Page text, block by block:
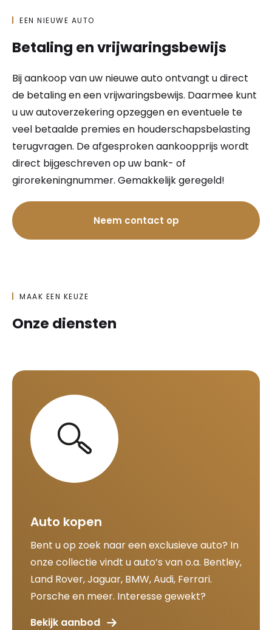
EEN NIEUWE AUTO
Betaling en vrijwaringsbewijs
Bij aankoop van uw nieuwe auto ontvangt u direct
de betaling en een vrijwaringsbewijs. Daarmee kunt
u uw autoverzekering opzeggen en eventuele te
veel betaalde premies en houderschapsbelasting
terugvragen. De afgesproken aankoopprijs wordt
direct bijgeschreven op uw bank- of
girorekeningnummer. Gemakkelijk geregeld!
Neem contact op
MAAK EEN KEUZE
Onze diensten
Auto kopen
Bent u op zoek naar een exclusieve auto? In
onze collectie vindt u auto’s van o.a. Bentley,
Land Rover, Jaguar, BMW, Audi, Ferrari.
Porsche en meer. Interesse gewekt?
Bekijk aanbod